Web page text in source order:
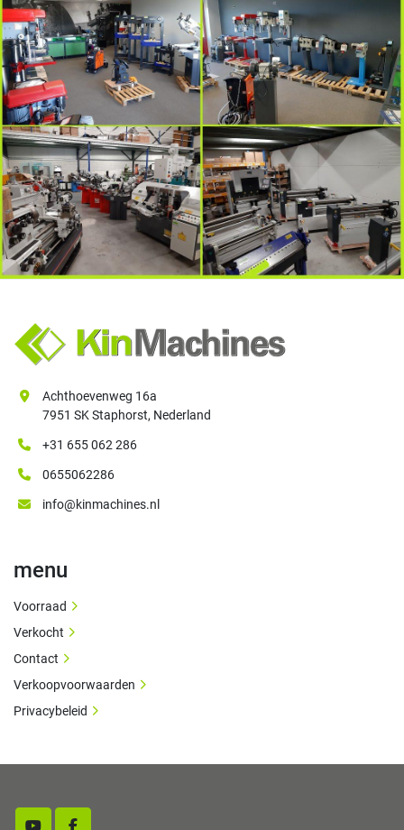
Achthoevenweg 16a
7951 SK Staphorst, Nederland
+31 655 062 286
0655062286
info@kinmachines.nl
menu
Voorraad
Verkocht
Contact
Verkoopvoorwaarden
Privacybeleid